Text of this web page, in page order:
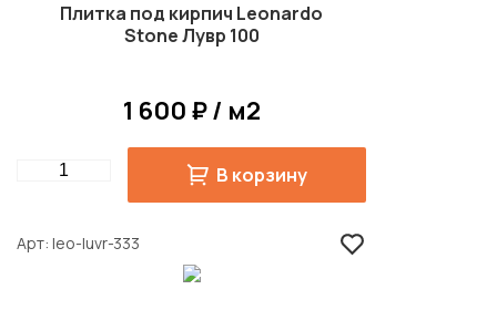
Плитка под кирпич Leonardo
Stone Лувр 100
1 600 ₽ / м2
Quantity В корзину
Арт leo-luvr-333